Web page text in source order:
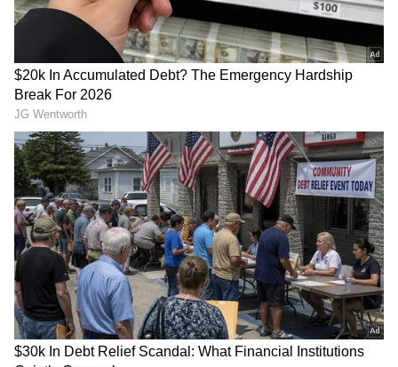
బతుకూ ఇదే! | US vs India Minimum
Wage | Asianet News Telugu